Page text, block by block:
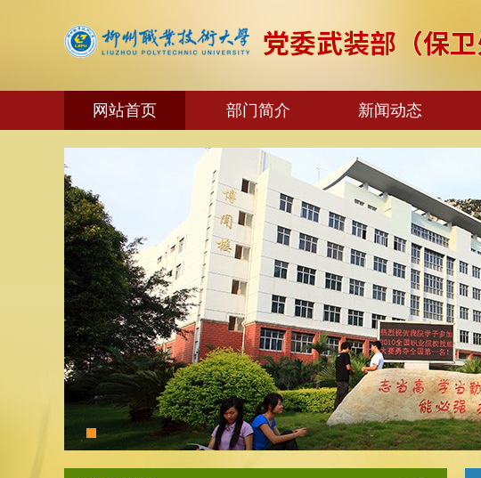
网站首页 部门简介 新闻动态